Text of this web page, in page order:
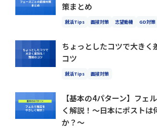
策まとめ
就活Tips 面接対策 志望動機 GD対策
ちょっとしたコツで大きく
コツ
就活Tips 面接対策
【基本の4パターン】フェ
く解説！〜日本にポストは
か？〜